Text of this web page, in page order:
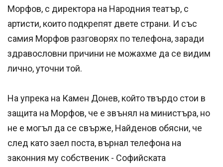
Морфов, с директора на Народния театър, с
артисти, които подкрепят двете страни. И със
самия Морфов разговорях по телефона, заради
здравословни причини не можахме да се видим
лично, уточни той.
На упрека на Камен Донев, който твърдо стои в
защита на Морфов, че е звънял на министъра, но
не е могъл да се свърже, Найденов обясни, че
след като заел поста, върнал телефона на
законния му собственик - Софийската